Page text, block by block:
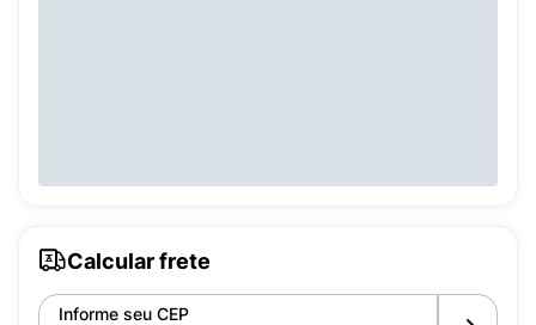
Calcular frete
Informe seu CEP